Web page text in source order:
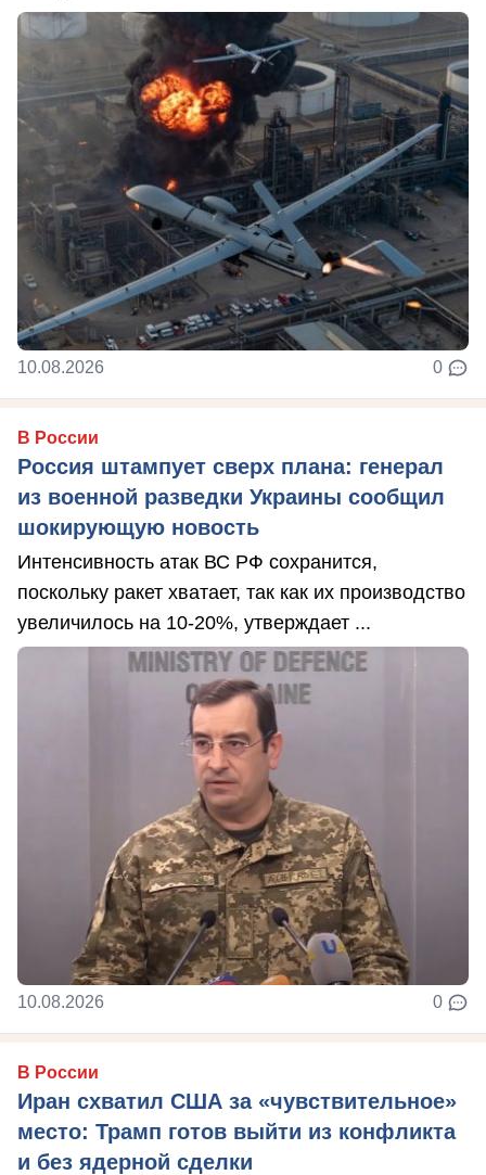
10.08.2026 0
В России
Россия штампует сверх плана: генерал
из военной разведки Украины сообщил
шокирующую новость
Интенсивность атак ВС РФ сохранится,
поскольку ракет хватает, так как их производство
увеличилось на 10-20%, утверждает ...
10.08.2026 0
В России
Иран схватил США за «чувствительное»
место: Трамп готов выйти из конфликта
и без ядерной сделки